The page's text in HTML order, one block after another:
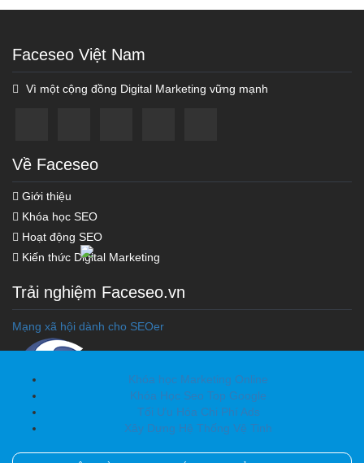
Faceseo Việt Nam
Vì một cộng đồng Digital Marketing vững mạnh
Về Faceseo
Giới thiệu
Khóa học SEO
Hoạt động SEO
Kiến thức Digital Marketing
Trải nghiệm Faceseo.vn
Mạng xã hội dành cho SEOer
Copyright © 2012 Faceseo.vn. All Rights Reversed
Khóa học Marketing Online
Khóa Học Seo Top Google
Tối Ưu Hóa Chi Phí Ads
Xây Dựng Hệ Thống Vệ Tinh